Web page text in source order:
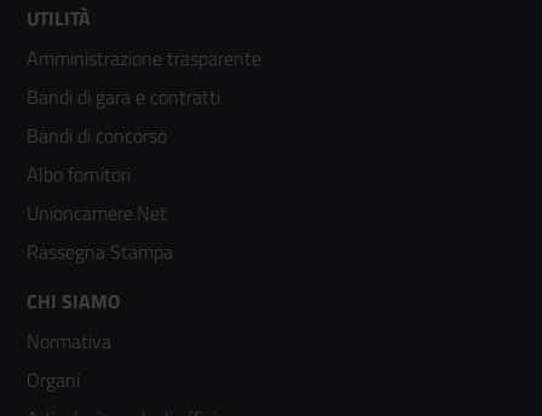
Footer
menù
colonna
2
UTILITÀ
Amministrazione trasparente
Bandi di gara e contratti
Bandi di concorso
Albo fornitori
Unioncamere.Net
Rassegna Stampa
Footer
menù
CHI SIAMO
Normativa
Organi